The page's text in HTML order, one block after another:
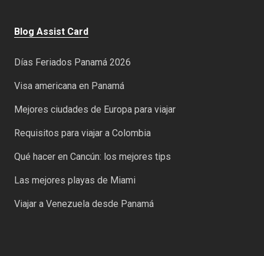
Blog Assist Card
Días Feriados Panamá 2026
Visa americana en Panamá
Mejores ciudades de Europa para viajar
Requisitos para viajar a Colombia
Qué hacer en Cancún: los mejores tips
Las mejores playas de Miami
Viajar a Venezuela desde Panamá